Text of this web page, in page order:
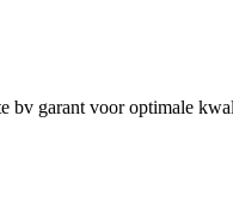
bv garant voor optimale